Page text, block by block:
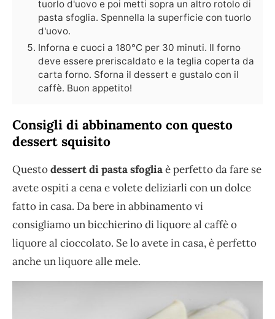
tuorlo d'uovo e poi metti sopra un altro rotolo di
pasta sfoglia. Spennella la superficie con tuorlo
d'uovo.
Inforna e cuoci a 180°C per 30 minuti. Il forno
deve essere preriscaldato e la teglia coperta da
carta forno. Sforna il dessert e gustalo con il
caffè. Buon appetito!
Consigli di abbinamento con questo
dessert squisito
Questodessert di pasta sfogliaè perfetto da fare se
avete ospiti a cena e volete deliziarli con un dolce
fatto in casa. Da bere in abbinamento vi
consigliamo un bicchierino di liquore al caffè o
liquore al cioccolato. Se lo avete in casa, è perfetto
anche un liquore alle mele.